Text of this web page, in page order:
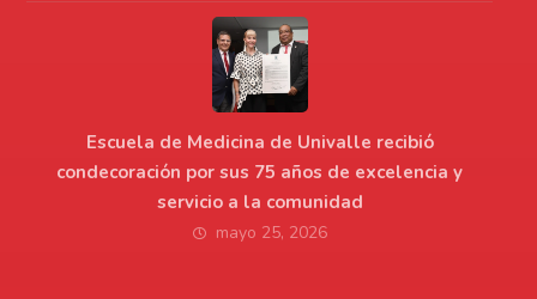
Escuela de Medicina de Univalle recibió
condecoración por sus 75 años de excelencia y
servicio a la comunidad
mayo 25, 2026